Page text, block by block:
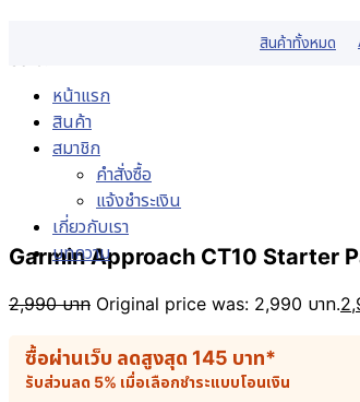
สินค้าทั้งหมด
หน้าแรก
สินค้า
สมาชิก
คำสั่งซื้อ
แจ้งชำระเงิน
เกี่ยวกับเรา
บทความ
Garmin Approach CT10 Starter
2,990บาท Original price was: 2,990 บาท.
ซื้อผ่านเว็บ ลดสูงสุด 145 บาท*
รับส่วนลด 5% เมื่อเลือกชำระแบบโอนเงิน